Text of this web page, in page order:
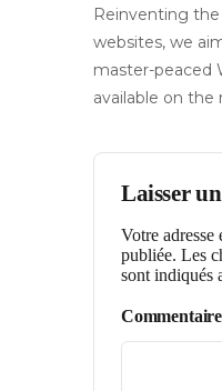
Reinventing
websites, we
master-peaced
available on the
Laisser
Votre adresse
publiée. Les
sont indiqués
Commentaire